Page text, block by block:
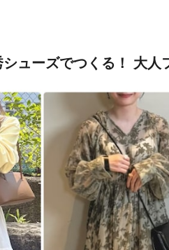
シューズでつくる！ 大